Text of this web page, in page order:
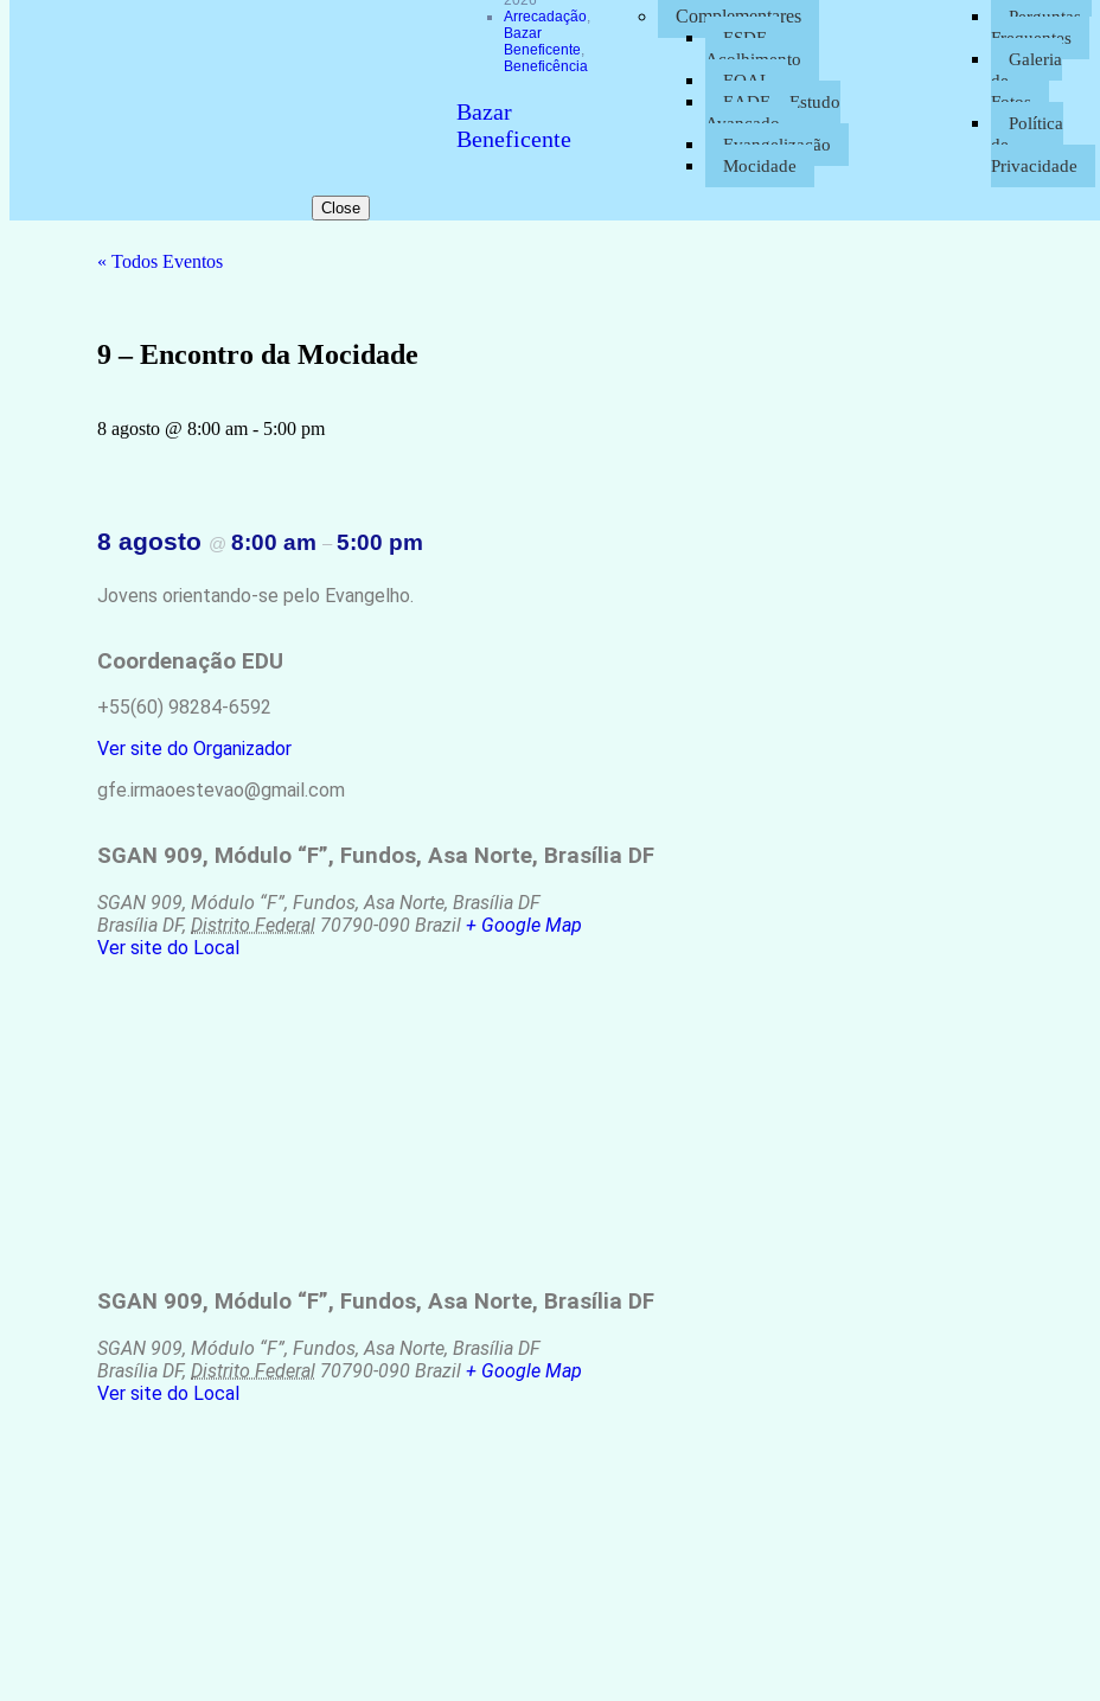
Arrecadação,
Bazar
Beneficente,
Beneficência
Bazar
Beneficente
Complementares
ESDE –
Acolhimento
EOAL
EADE – Estudo
Avançado
Evangelização
Mocidade
Perguntas
Frequentes
Galeria
de
Fotos
Política
de
Privacidade
Close
« Todos Eventos
9 – Encontro da Mocidade
8 agosto @ 8:00 am - 5:00 pm
8 agosto @ 8:00 am – 5:00 pm
Jovens orientando-se pelo Evangelho.
Coordenação EDU
+55(60) 98284-6592
Ver site do Organizador
gfe.irmaoestevao@gmail.com
SGAN 909, Módulo “F”, Fundos, Asa Norte, Brasília DF
SGAN 909, Módulo “F”, Fundos, Asa Norte, Brasília DF
Brasília DF, Distrito Federal 70790-090 Brazil + Google Map
Ver site do Local
SGAN 909, Módulo “F”, Fundos, Asa Norte, Brasília DF
SGAN 909, Módulo “F”, Fundos, Asa Norte, Brasília DF
Brasília DF, Distrito Federal 70790-090 Brazil + Google Map
Ver site do Local